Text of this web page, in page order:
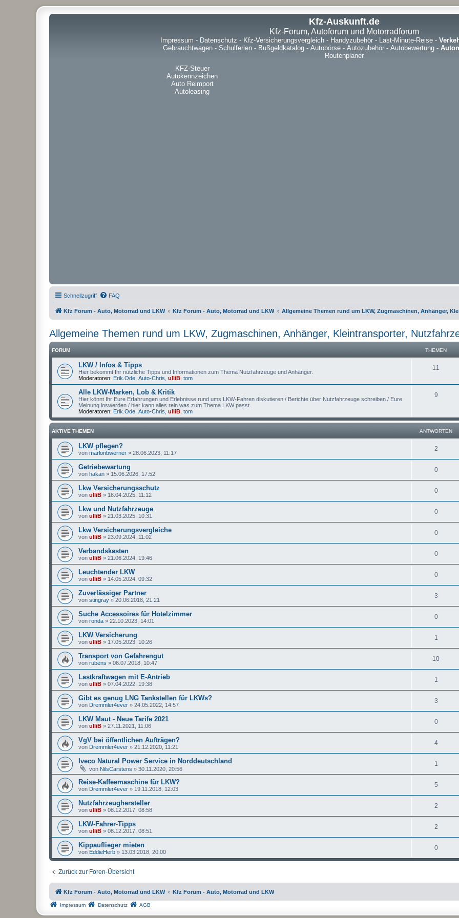
Kfz-Auskunft.de
Kfz-Forum, Autoforum und Motorradforum
Impressum - Datenschutz - Kfz-Versicherungsvergleich- Handyzubehör- Last-Minute-Reise-
Gebrauchtwagen - Schulferien - Bußgeldkatalog - Autobörse - Autozubehör - Autobewertung -
Routenplaner
KFZ-Steuer
Autokennzeichen
Auto Reimport
Autoleasing
Schnellzugriff FAQ
Kfz Forum - Auto, Motorrad und LKW Kfz Forum - Auto, Motorrad und LKW Allgemeine Themen rund um LKW, Zugmaschinen, Anhänger,
Allgemeine Themen rund um LKW, Zugmaschinen, Anhänger, Kleintransporter,
FORUM THEMEN
LKW / Infos & Tipps
Hier bekommt Ihr nützliche Tipps und Informationen zum Thema Nutzfahrzeuge und Anhänger.
Moderatoren: Erik.Ode Auto-Chris ulliB tom
11
Alle LKW-Marken, Lob & Kritik
Hier könnt Ihr Eure Erfahrungen und Erlebnisse rund ums LKW-Fahren diskutieren / Berichte über Nutzfahrzeuge schreiben / Eure
Meinung loswerden / hier kann alles rein was zum Thema LKW passt.
Moderatoren: Erik.Ode Auto-Chris ulliB tom
9
AKTIVE THEMEN ANTWORTEN
LKW pflegen?
von marlonbwerner » 28.06.2023, 11:17
2
Getriebewartung
von hakan » 15.06.2026, 17:52
0
Lkw Versicherungsschutz
von ulliB » 16.04.2025, 11:12
0
Lkw und Nutzfahrzeuge
von ulliB » 21.03.2025, 10:31
0
Lkw Versicherungsvergleiche
von ulliB » 23.09.2024, 11:02
0
Verbandskasten
von ulliB » 21.06.2024, 19:46
0
Leuchtender LKW
von ulliB » 14.05.2024, 09:32
0
Zuverlässiger Partner
von stingray » 20.06.2018, 21:21
3
Suche Accessoires für Hotelzimmer
von ronda » 22.10.2023, 14:01
0
LKW Versicherung
von ulliB » 17.05.2023, 10:26
1
Transport von Gefahrengut
von rubens » 06.07.2018, 10:47
10
Lastkraftwagen mit E-Antrieb
von ulliB » 07.04.2022, 19:38
1
Gibt es genug LNG Tankstellen für LKWs?
von Dremmler4ever » 24.05.2022, 14:57
3
LKW Maut - Neue Tarife 2021
von ulliB » 27.11.2021, 11:06
0
VgV bei öffentlichen Aufträgen?
von Dremmler4ever » 21.12.2020, 11:21
4
Iveco Natural Power Service in Norddeutschland
von NilsCarstens » 30.11.2020, 20:56
1
Reise-Kaffeemaschine für LKW?
von Dremmler4ever » 19.11.2018, 12:03
5
Nutzfahrzeughersteller
von ulliB » 08.12.2017, 08:58
2
LKW-Fahrer-Tipps
von ulliB » 08.12.2017, 08:51
2
Kippauflieger mieten
von EddieHerb » 13.03.2018, 20:00
0
Zurück zur Foren-Übersicht
Kfz Forum - Auto, Motorrad und LKW Kfz Forum - Auto, Motorrad und LKW
Impressum Datenschutz AGB